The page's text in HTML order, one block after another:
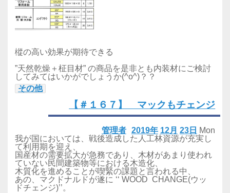
樅の高い効果が期待できる
”天然乾燥＋柾目材” の商品を是非とも内装材にご検討
してみてはいかがでしょうか(^o^)？？
その他
【＃１６７】 マックもチェンジ
2019年 12月 23日 Mon
管理者
我が国においては、戦後造成した人工林資源が充実し
て利用期を迎え、
国産材の需要拡大が急務であり、木材があまり使われ
ていない民間建築物等における木造化、
木質化を進めることが喫緊の課題と言われる中、
あの、マクドナルドが遂に ‘‘ WOOD CHANGE(ウッ
ドチェンジ)’’。